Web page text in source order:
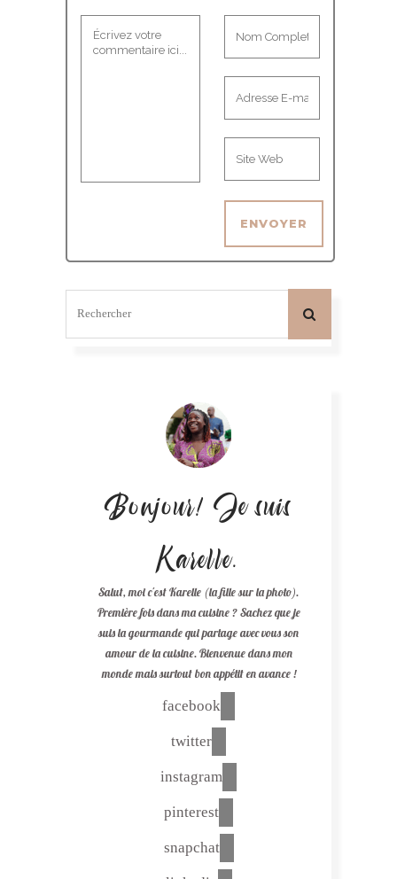
Bonjour! Je suis
Karelle.
Salut, moi c'est Karelle (la fille sur la photo).
Première fois dans ma cuisine ? Sachez que je
suis la gourmande qui partage avec vous son
amour de la cuisine. Bienvenue dans mon
monde mais surtout bon appétit en avance !
facebook
twitter
instagram
pinterest
snapchat